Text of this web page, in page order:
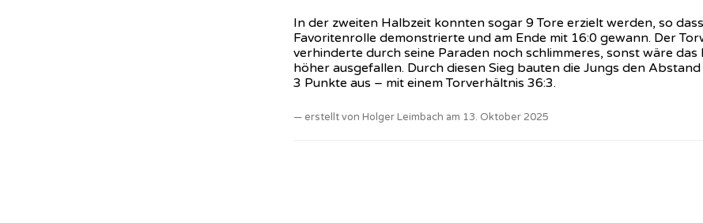
In der zweiten Halbzeit konnten sogar 9 Tore erzielt werden, so
Favoritenrolle demonstrierte und am Ende mit 16:0 gewann. Der
verhinderte durch seine Paraden noch schlimmeres, sonst wäre
höher ausgefallen. Durch diesen Sieg bauten die Jungs den
3 Punkte aus – mit einem Torverhältnis 36:3.
erstellt von Holger Leimbach am 13. Oktober 2025